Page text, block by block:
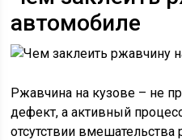
автомобиле
Ржавчина на кузове – не
дефект, а активный
отсутствии вмешательства